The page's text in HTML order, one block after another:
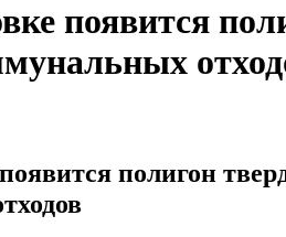
появится
полигон